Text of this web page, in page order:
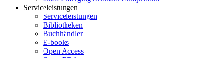
Serviceleistungen
Serviceleistungen
Bibliotheken
Buchhändler
E-books
Open Access